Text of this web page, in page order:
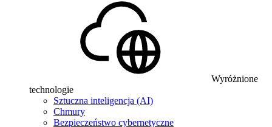
Wyróżnione
technologie
Sztuczna inteligencja (AI)
Chmury
Bezpieczeństwo cybernetyczne